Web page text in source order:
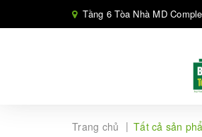
Tầng 6 Tòa Nhà MD Complex, Số 68 Phố Nguyễn Cơ Thạch,
Trang chủ | Tất cả sản